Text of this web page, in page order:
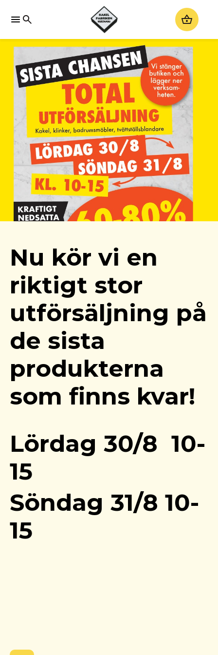
Nu kör vi en
riktigt stor
utförsäljning på
de sista
produkterna
som finns kvar!
Lördag 30/8 10-
15
Söndag 31/8 10-
15